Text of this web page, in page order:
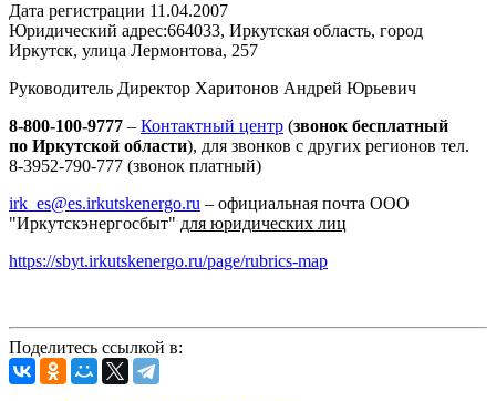
Дата регистрации 11.04.2007
Юридический адрес:664033, Иркутская область, город
Иркутск, улица Лермонтова, 257
Руководитель Директор Харитонов Андрей Юрьевич
8-800-100-9777 – Контактный центр (звонок бесплатный
по Иркутской области), для звонков с других регионов тел.
8-3952-790-777 (звонок платный)
irk_es@es.irkutskenergo.ru – официальная почта ООО
"Иркутскэнергосбыт" для юридических лиц
https://sbyt.irkutskenergo.ru/page/rubrics-map
Поделитесь ссылкой в: